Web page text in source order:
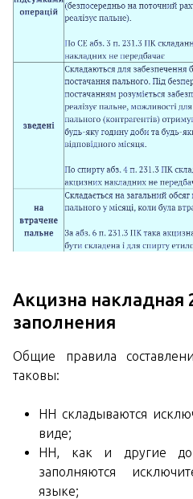
Акцизна накладная
заполнения
Общие правила
таковы:
НН складываются
виде;
НН, как и другие
заполняются
языке;